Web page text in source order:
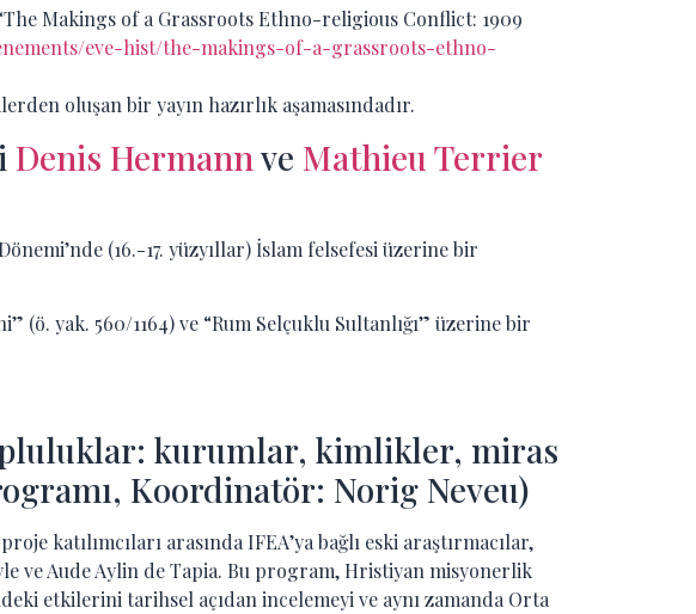
Makings of a Grassroots Ethno-religious Conflict: 1909
eve-hist/the-makings-of-a-grassroots-ethno-
oluşan bir yayın hazırlık aşamasındadır.
Denis Hermannve Mathieu Terrier
(16.-17. yüzyıllar) İslam felsefesi üzerine bir
(ö. yak. 560/1164) ve “Rum Selçuklu Sultanlığı” üzerine bir
kurumlar, kimlikler, miras
Koordinatör: Norig Neveu)
katılımcıları arasında IFEA’ya bağlı eski araştırmacılar,
ve Aude Aylin de Tapia. Bu program, Hristiyan misyonerlik
etkilerini tarihsel açıdan incelemeyi ve aynı zamanda Orta